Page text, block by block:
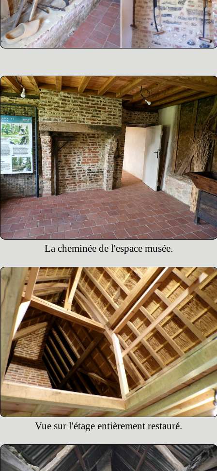
La cheminée de l'espace musée.
Vue sur l'étage entièrement restauré.